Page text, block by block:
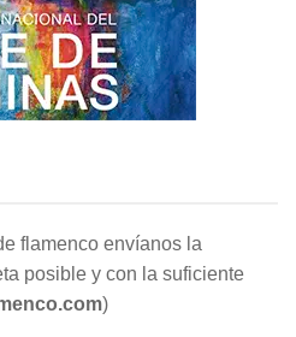
flamenco envíanos la
posible y con la suficiente
)